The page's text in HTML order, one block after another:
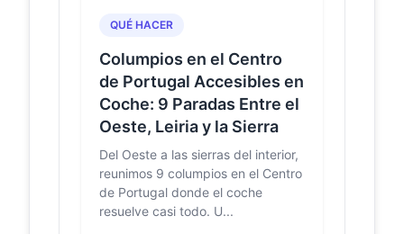
Baloiçar
Ave, Região do Norte, Continente.
Baloiço
Panorâmico de
Cantelaes | Vieira
do Minho
facebook.com
Baloiço Panorâmico de Cantelaes,
Vieira do Minho. 2,421 likes · 17
were here. Esta página serve para
QUÉ HACER
Columpios en el Centro
de Portugal Accesibles en
Coche: 9 Paradas Entre el
Oeste, Leiria y la Sierra
Del Oeste a las sierras del interior,
reunimos 9 columpios en el Centro
de Portugal donde el coche
resuelve casi todo. U...